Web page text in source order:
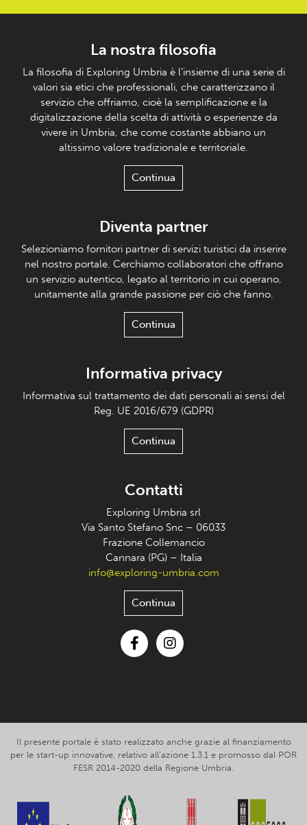
La nostra filosofia
La filosofia di Exploring Umbria è l’insieme di una serie di
valori sia etici che professionali, che caratterizzano il
servizio che offriamo, cioè la semplificazione e la
digitalizzazione della scelta di attività o esperienze da
vivere in Umbria, che come costante abbiano un
altissimo valore tradizionale e territoriale.
Continua
Diventa partner
Selezioniamo fornitori partner di servizi turistici da inserire
nel nostro portale. Cerchiamo collaboratori che offrano
un servizio autentico, legato al territorio in cui operano,
unitamente alla grande passione per ciò che fanno.
Continua
Informativa privacy
Informativa sul trattamento dei dati personali ai sensi del
Reg. UE 2016/679 (GDPR)
Continua
Contatti
Exploring Umbria srl
Via Santo Stefano Snc – 06033
Frazione Collemancio
Cannara (PG) – Italia
info@exploring-umbria.com
Continua
Il presente portale è stato realizzato anche grazie al finanziamento
per le start-up innovative, relativo all’azione 1.3.1 e promosso dal POR
FESR 2014-2020 della Regione Umbria.